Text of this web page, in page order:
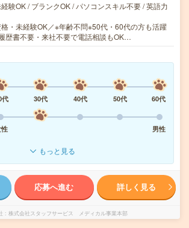
験OK / ブランクOK / パソコンスキル不要 / 英語力
・未経験OK／※年齢不問※50代・60代の方も活躍
歴書不要・来社不要で電話相談もOK…
代
30代 40代 50代
60代
男性
もっと見る
応募へ進む 詳しく見る
株式会社スタッフサービス メディカル事業本部